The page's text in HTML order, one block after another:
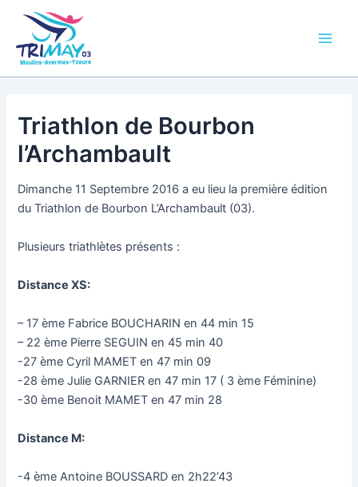
contenu
Triathlon de Bourbon
l’Archambault
Dimanche 11 Septembre 2016 a eu lieu la première édition
du Triathlon de Bourbon L’Archambault (03).
Plusieurs triathlètes présents :
Distance XS:
– 17 ème Fabrice BOUCHARIN en 44 min 15
– 22 ème Pierre SEGUIN en 45 min 40
-27 ème Cyril MAMET en 47 min 09
-28 ème Julie GARNIER en 47 min 17 ( 3 ème Féminine)
-30 ème Benoit MAMET en 47 min 28
Distance M:
-4 ème Antoine BOUSSARD en 2h22’43